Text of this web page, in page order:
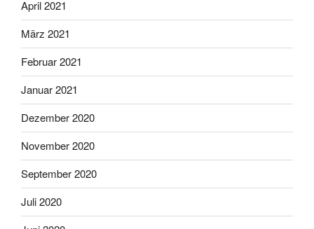
April 2021
März 2021
Februar 2021
Januar 2021
Dezember 2020
November 2020
September 2020
Juli 2020